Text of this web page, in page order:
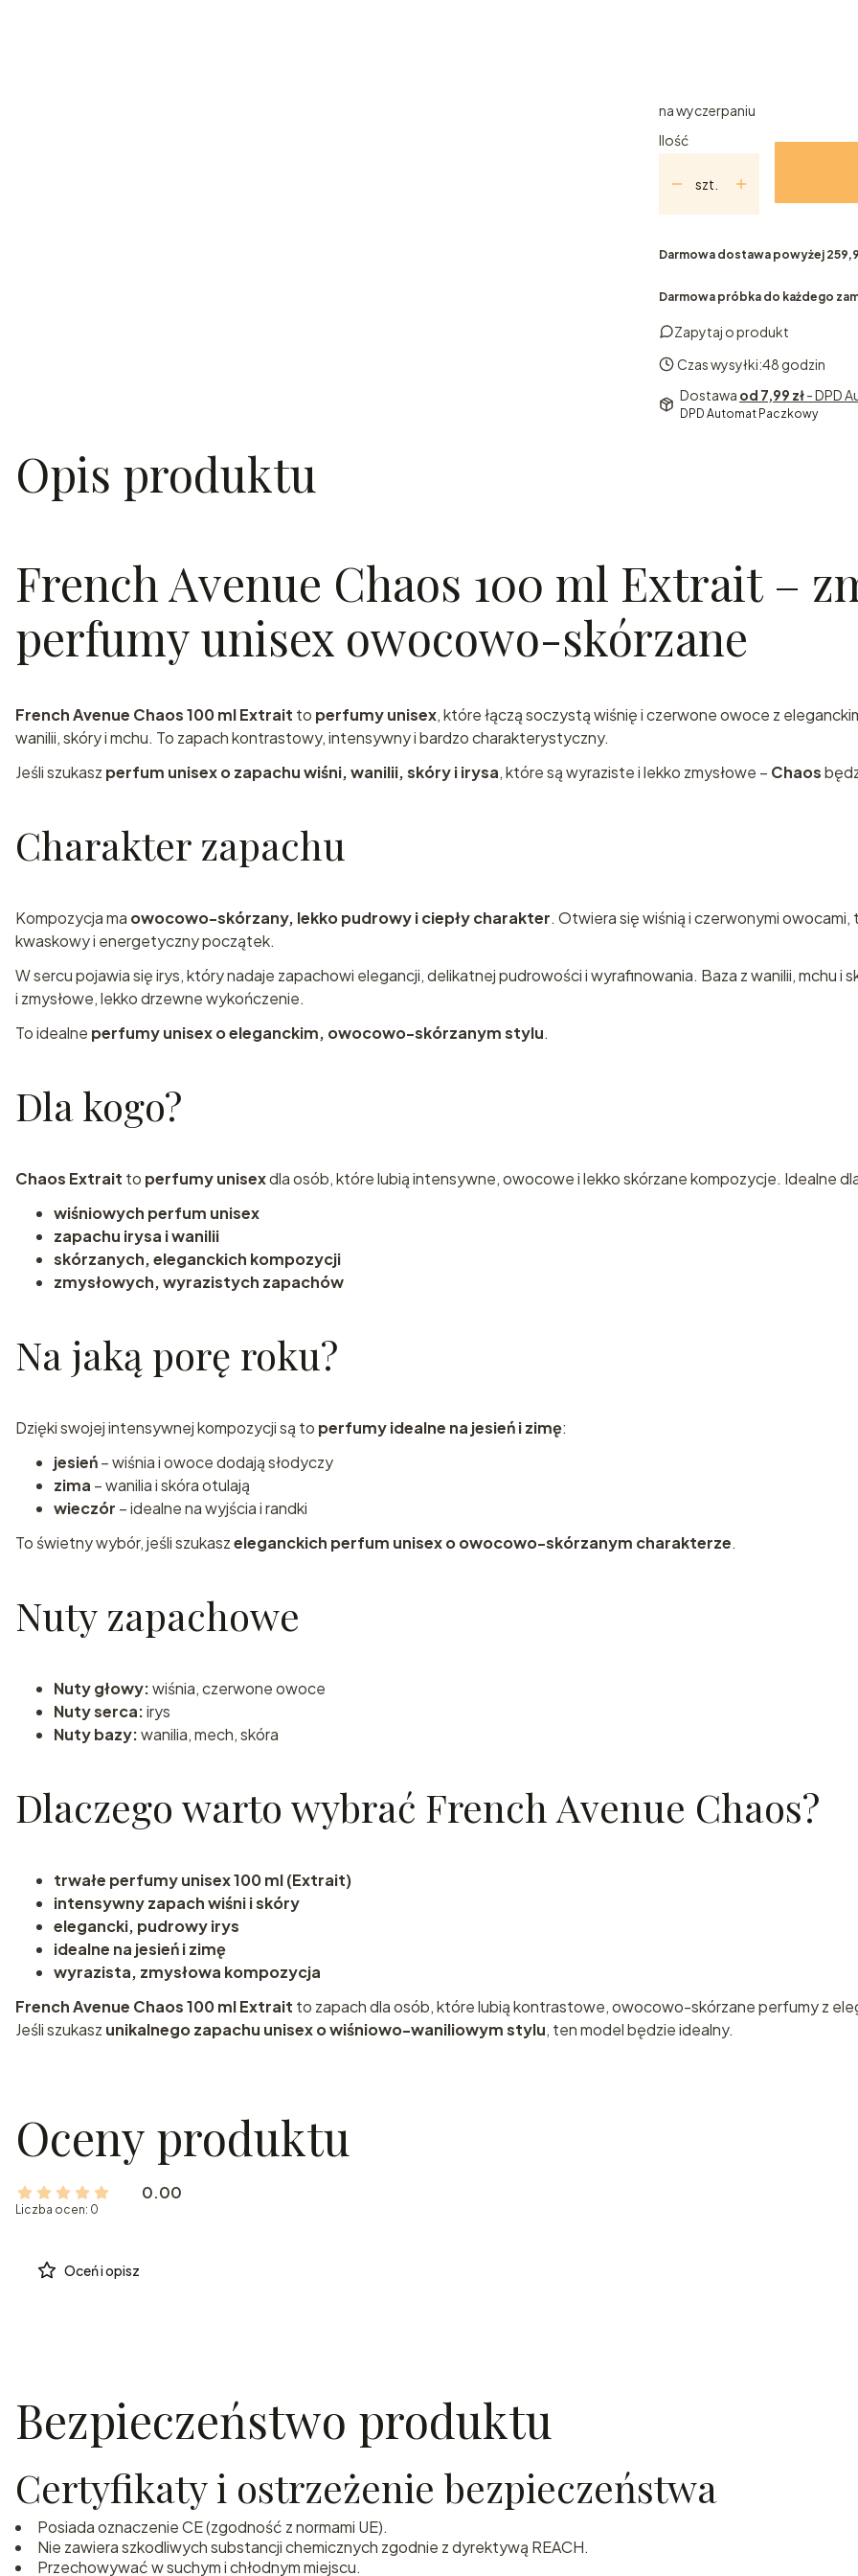
na wyczerpaniu
Ilość
szt.
Darmowa dostawa powyżej
Darmowa próbka do każdego
Zapytaj o produkt
Czas wysyłki:48 godzin
Dostawa od 7,99 zł- DPD
DPD Automat Paczkowy
Opis produktu
French Avenue Chaos 100 ml Extrait –
perfumy unisex owocowo-skórzane
French Avenue Chaos 100 ml Extrait to perfumy unisex, które łączą soczystą wiśnię i czerwone owoce z
wanilii, skóry i mchu. To zapach kontrastowy, intensywny i bardzo charakterystyczny.
Jeśli szukasz perfum unisex o zapachu wiśni, wanilii, skóry i irysa, które są wyraziste i lekko zmysłowe – Chaos
Charakter zapachu
Kompozycja ma owocowo-skórzany, lekko pudrowy i ciepły charakter. Otwiera się wiśnią i czerwonymi
kwaskowy i energetyczny początek.
W sercu pojawia się irys, który nadaje zapachowi elegancji, delikatnej pudrowości i wyrafinowania. Baza z wanilii, mchu i
i zmysłowe, lekko drzewne wykończenie.
To idealne perfumy unisex o eleganckim, owocowo-skórzanym stylu.
Dla kogo?
Chaos Extrait to perfumy unisexdla osób, które lubią intensywne, owocowe i lekko skórzane kompozycje. Idealne
wiśniowych perfum unisex
zapachu irysa i wanilii
skórzanych, eleganckich kompozycji
zmysłowych, wyrazistych zapachów
Na jaką porę roku?
Dzięki swojej intensywnej kompozycji są to perfumy idealne na jesień i zimę:
jesień– wiśnia i owoce dodają słodyczy
zima – wanilia i skóra otulają
wieczór – idealne na wyjścia i randki
To świetny wybór, jeśli szukaszeleganckich perfum unisex o owocowo-skórzanym charakterze.
Nuty zapachowe
Nuty głowy:wiśnia, czerwone owoce
Nuty serca:irys
Nuty bazy:wanilia, mech, skóra
Dlaczego warto wybrać French Avenue Chaos?
trwałe perfumy unisex 100 ml (Extrait)
intensywny zapach wiśni i skóry
elegancki, pudrowy irys
idealne na jesień i zimę
wyrazista, zmysłowa kompozycja
French Avenue Chaos 100 ml Extrait to zapach dla osób, które lubią kontrastowe, owocowo-skórzane perfumy z
Jeśli szukasz unikalnego zapachu unisex o wiśniowo-waniliowym stylu, ten model będzie idealny.
Oceny produktu
0.00
Liczba ocen: 0
Oceń i opisz
Bezpieczeństwo produktu
Certyfikaty i ostrzeżenie bezpieczeństwa
Posiada oznaczenie CE (zgodność z normami UE).
Nie zawiera szkodliwych substancji chemicznych zgodnie z dyrektywą REACH.
Przechowywać w suchym i chłodnym miejscu.
perfum